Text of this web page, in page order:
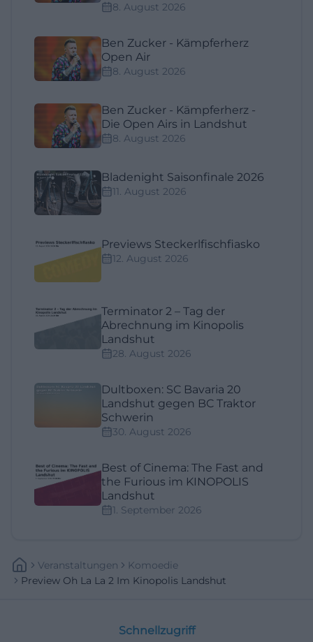
8. August 2026
Ben Zucker - Kämpferherz
Open Air
8. August 2026
Ben Zucker - Kämpferherz -
Die Open Airs in Landshut
8. August 2026
Bladenight Saisonfinale 2026
11. August 2026
Previews Steckerlfischfiasko
12. August 2026
Terminator 2 – Tag der
Abrechnung im Kinopolis
Landshut
28. August 2026
Dultboxen: SC Bavaria 20
Landshut gegen BC Traktor
Schwerin
30. August 2026
Best of Cinema: The Fast and
the Furious im KINOPOLIS
Landshut
1. September 2026
Veranstaltungen
Komoedie
Preview Oh La La 2 Im Kinopolis Landshut
Schnellzugriff